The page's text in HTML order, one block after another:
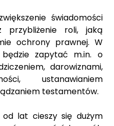
świadomości
przybliżenie roli, jaką
ochrony prawnej. W
zapytać m.in. o
darowiznami,
ustanawianiem
testamentów.
lat cieszy się dużym